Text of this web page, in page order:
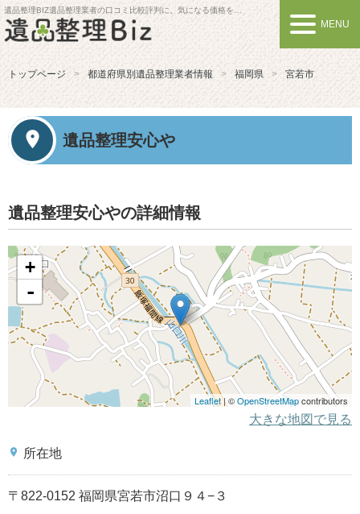
遺品整理BIZ遺品整理業者の口コミ比較評判に。気になる価格を比較しよう
MENU
トップページ 都道府県別遺品整理業者情報 福岡県 宮若市
遺品整理安心や
遺品整理安心やの詳細情報
+
-
Leaflet| ©OpenStreetMapcontributors
大きな地図で見る
place 所在地
〒822-0152 福岡県宮若市沼口９４−３